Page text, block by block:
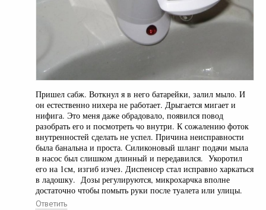
Пришел сабж. Воткнул я в него батарейки, залил мыло. И
он естественно нихера не работает. Дрыгается мигает и
нифига. Это меня даже обрадовало, появился повод
разобрать его и посмотреть чо внутри. К сожалению фоток
внутренностей сделать не успел. Причина неисправности
была банальна и проста. Силиконовый шланг подачи мыла
в насос был слишком длинный и передавился. Укоротил
его на 1см, изгиб изчез. Диспенсер стал исправно харкаться
в ладошку. Дозы регулируются, микрохарчка вполне
достаточно чтобы помыть руки после туалета или улицы.
Ответить